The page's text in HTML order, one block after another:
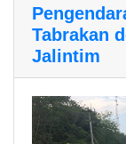
Tabrakan
Jalintim